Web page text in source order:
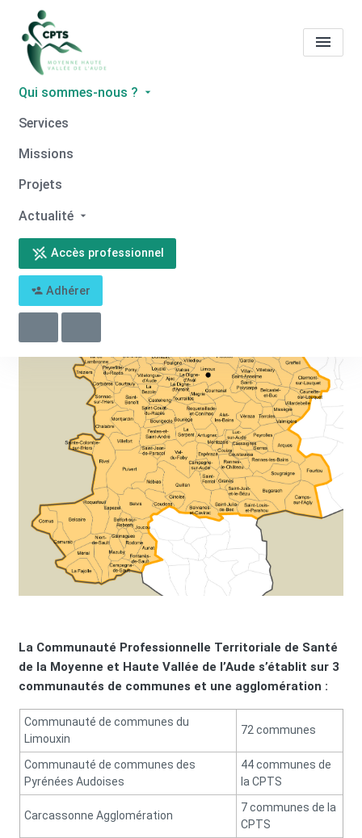
Qui sommes-nous ?
Services
Missions
Projets
Actualité
Accès professionnel
Adhérer
La Communauté Professionnelle Territoriale de Santé
de la Moyenne et Haute Vallée de l’Aude s’établit sur 3
communautés de communes et une agglomération :
Communauté de communes du
Limouxin
72 communes
Communauté de communes des
Pyrénées Audoises
44 communes de
la CPTS
Carcassonne Agglomération
7 communes de la
CPTS